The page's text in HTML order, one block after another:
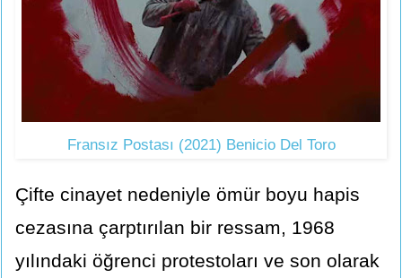
Fransız Postası (2021) Benicio Del Toro
Çifte cinayet nedeniyle ömür boyu hapis
cezasına çarptırılan bir ressam, 1968
yılındaki öğrenci protestoları ve son olarak